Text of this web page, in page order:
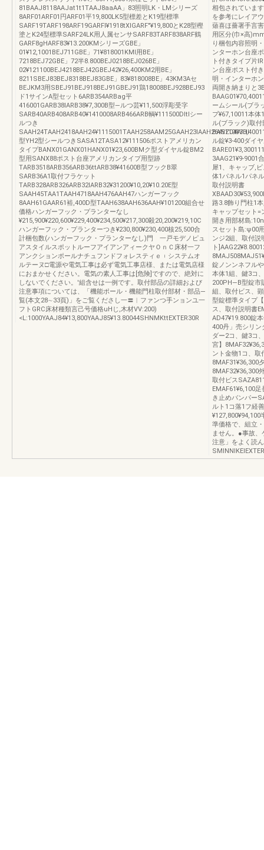
81BAAJ8118AAJat1t1TAAJ8aaAA」83照明LK・LMシリーズ
8ARF01ARF01円ARF01平19,800LK5型標差とK19型標準
SARF19TARF198ARF19GARFl¥1918tXlGARF″¥19,800とK28型樫
塗とK24型標準SARF24LK用人属センサSARF83TARF838ARF鶴
GARF8gHARF83¥13.200KMシリーズGBE」
01¥12,1001BEJ711GBE」71¥818001KMl用BE」
7218BEJ72GBE」72半8.800BEJ0218BEJ026BE」
02¥121100BEJ4218BEJ42GBEJ42¥26,400KM2用BE」
8211SBEJ83BEJ8318BEJ83GBE」83¥818008BE」43KM3Aセ
BEJKM3用SBEJ91BEJ918BEJ91GBEJ91鶏18008BEJ928BEJ93
ド1サインA型セット6ARB354ARBag平
416001GARB38lARB38¥7,300B型―ルつ芸¥11,500浮彫受字
SARB40ARB408ARB40¥1410008ARB466ARB輌¥111500DItlシー
ルつき
SAAH24TAAH2418AAH24¥1115001TAAH258AAM25GAAH23lAAH26¥51100VHl
型YH2型シールつきSASA12TASA12¥111506ポストアメリカン
タイプBANX01GANX01HANX01¥23,600BMク型ダイヤル錠BM2
型用SANX88ポスト台座アメリカンタイプ用型跡
TARB3518ARB356ARB36ttARB38¥41600B型フックB翠
SARB36A1取付フラケット
TARB328ARB326ARB32lARB32¥31200¥10,20¥10.20E型
SAAH45TAA1TAAH4718AAH476AAH47ハンガーフック
8AAH61GAAR61裕,400D型TAAH638AAH636AAH¥101200組合せ
価格ハンガーフック・プランターなし
¥215,900¥220,600¥229,400¥234,500¥217,300殺20,200¥219,10C
ハンガーフック・プランターつき¥230,800¥230,400核25,500合
計梱包数(ハンガーフック・プランターなし)門 一戸モデノピュ
アスタイルスポットルーフアイアンアィークヤＯｎＣ床材一フ
アンクションポールナチュフンドフォレスティｅ︲システムオ
ルテーヌ□電源や電気工事は必ず電気工事店様、または電気店様
におまかせください。電気の素人工事は[危険]ですので、絶対に
しないでください。'組含せは一例です。取付部品の詳細および
注意事項については、「機能ポール・機能門柱取付部材・部品―
覧(本文28∼33頁)」をご覧くださし一〓︱ファンつ手ンョンユ一
フトGRC床材種類言己号価格uHじ,木材VV:200)
<L:1000YAAJ84¥13,800YAAJ85¥13.80044SHNMKttEXTER30R
相包されていま
を参考にレイア
薙喜ほ薔署手言
用区分(巾×高
り梱包内容照明
ンターホン台座
ト付きタイプ片
ン台座ポスト付
明・インターホ
両開き納まりと
ームシール(ブラ
プ¥67,10011本
ル(ブラック)取
ル錠¥3‐400ダイ
3AAG21¥9‐9001
犀1、キャッブ,
体1パネル1パネ
取付説明書
路3.8飾り門柱1
キャップセット=
開き用部材島
スセット島:ψ00
ンジ2組、取付説
ト
錠ノンンネフル
本体1組、鍵3コ
200PH―B型錠市
組、取付ビス、
型錠標準タイプ
ス、取付説明書
AD47¥19.800錠
400丹」売シリン
ダー2コ、鍵3コ
宮】
ント金物1コ、取
8MAF31¥36,300
8MAF32¥36,300
取付ビス
EMAF61¥6,100
き止めバンパー
ルト1コ落1フ経
¥127,800¥94,100
準価格で、組立
ません。●事故
注意」をよく読